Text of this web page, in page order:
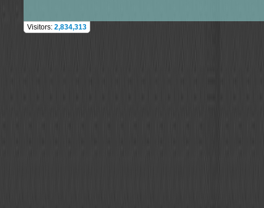
Visitors: 2,834,313